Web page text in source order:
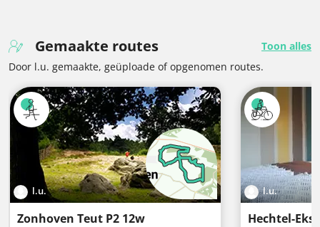
Gemaakte routes
Toon alles
Door l.u. gemaakte, geüploade of opgenomen routes.
l.u.
Zonhoven Teut P2 12w
l.u.
Hechtel-